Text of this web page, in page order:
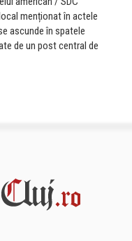
menționat în actele
ascunde în spatele
de un post central de